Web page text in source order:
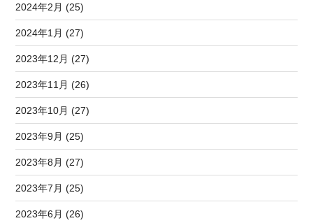
2024年2月 (25)
2024年1月 (27)
2023年12月 (27)
2023年11月 (26)
2023年10月 (27)
2023年9月 (25)
2023年8月 (27)
2023年7月 (25)
2023年6月 (26)